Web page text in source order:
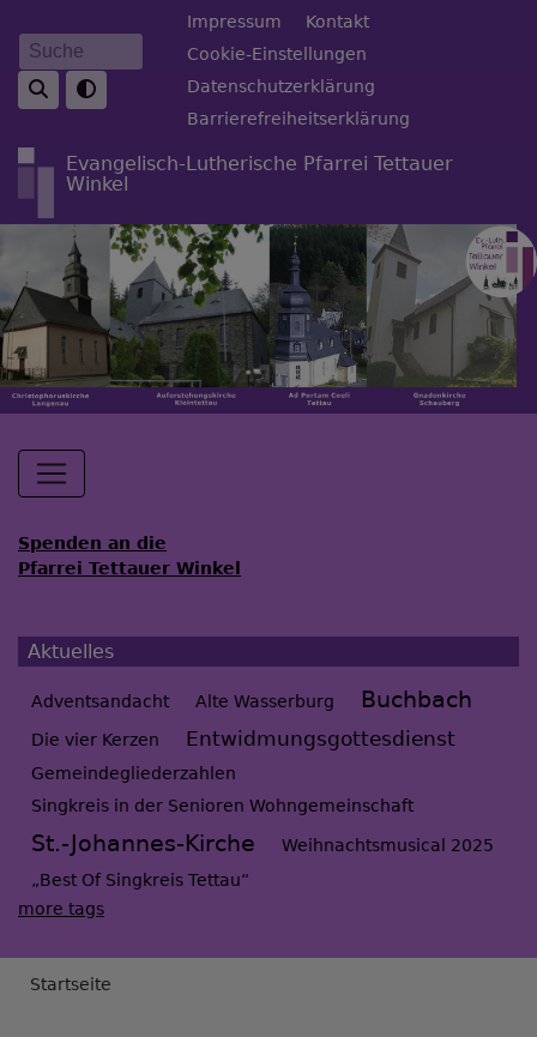
zum
Inhalt
Suche
Fußbereichsmenü
Impressum
Kontakt
Cookie-Einstellungen
Datenschutzerklärung
Barrierefreiheitserklärung
Evangelisch-Lutherische Pfarrei Tettauer
Winkel
Hauptnavigation
Spenden an die
Pfarrei Tettauer Winkel
Aktuelles
Adventsandacht Alte Wasserburg Buchbach
Die vier Kerzen Entwidmungsgottesdienst
Gemeindegliederzahlen
Singkreis in der Senioren Wohngemeinschaft
St.-Johannes-Kirche
Weihnachtsmusical 2025
„Best Of Singkreis Tettau“
more tags
Breadcrumb
Startseite